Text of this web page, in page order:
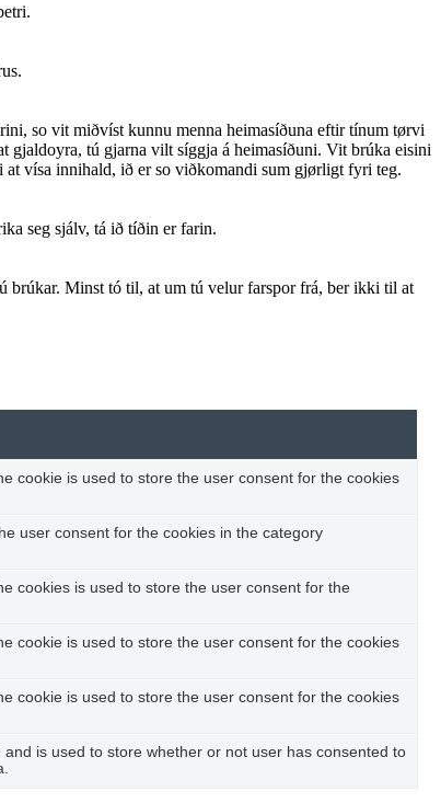
so vit miðvíst kunnu menna heimasíðuna eftir tínum tørvi
gjaldoyra, tú gjarna vilt síggja á heimasíðuni. Vit brúka eisini
vísa innihald, ið er so viðkomandi sum gjørligt fyri teg.
seg sjálv, tá ið tíðin er farin.
brúkar. Minst tó til, at um tú velur farspor frá, ber ikki til at
cookie is used to store the user consent for the cookies
user consent for the cookies in the category
cookies is used to store the user consent for the
cookie is used to store the user consent for the cookies
cookie is used to store the user consent for the cookies
is used to store whether or not user has consented to